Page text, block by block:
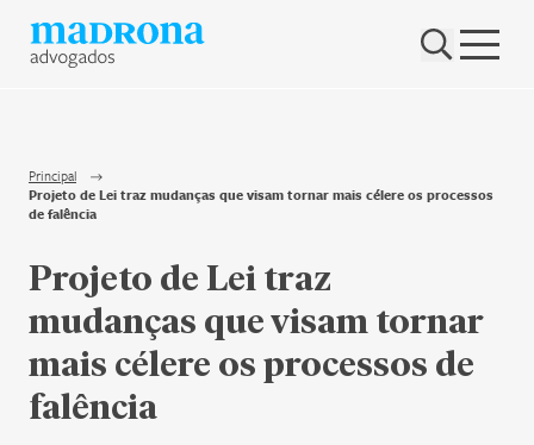
Nenhum resultado encontrado
Hub Madrona
Contato
Newsletter
Principal
Projeto de Lei traz mudanças que visam tornar mais célere os processos
de falência
Projeto de Lei traz
mudanças que visam tornar
mais célere os processos de
falência